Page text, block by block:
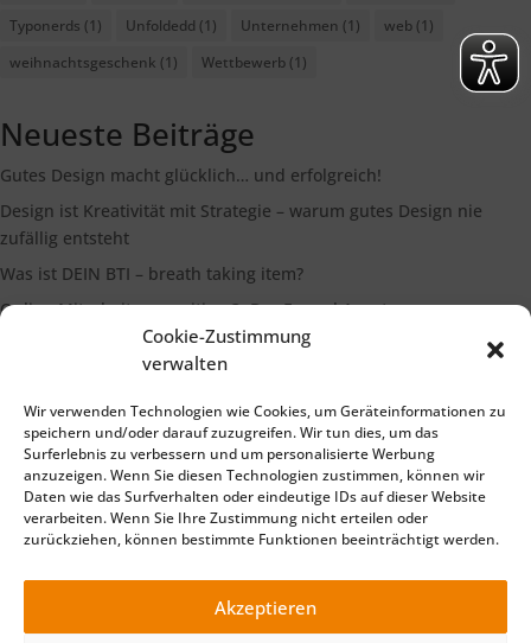
Cookie-Zustimmung
verwalten
Wir verwenden Technologien wie Cookies, um Geräteinformationen zu
speichern und/oder darauf zuzugreifen. Wir tun dies, um das
Surferlebnis zu verbessern und um personalisierte Werbung
anzuzeigen. Wenn Sie diesen Technologien zustimmen, können wir
Daten wie das Surfverhalten oder eindeutige IDs auf dieser Website
verarbeiten. Wenn Sie Ihre Zustimmung nicht erteilen oder
zurückziehen, können bestimmte Funktionen beeinträchtigt werden.
Akzeptieren
Typonerds (1) Unfoldedd (1) Unternehmen (1) web (1)
weihnachtsgeschenk (1) Wettbewerb (1)
Neueste Beiträge
Gutes Design macht glücklich… und erfolgreich!
Design ist Kreativität mit Strategie – warum gutes Design nie
zufällig entsteht
Was ist DEIN BTI – breath taking item?
Online Mitarbeiterrecruiting 3: Der Funnel Ansatz
Die Bedeutung eines starken Markenimages
Suchen
Impressum Datenschutzerklärung
©2025 TELLiT – Ihre Full Service Werbeagentur für Marketing
Beratung, Online Marketing, Print, Foto und Film Produktion .